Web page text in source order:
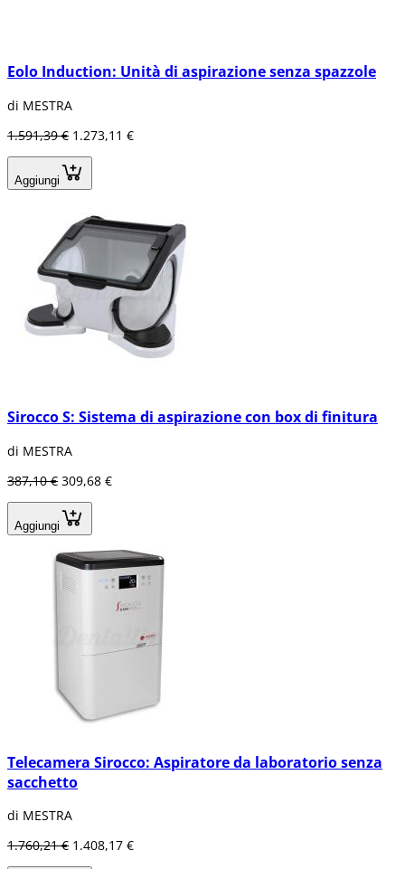
Eolo Induction: Unità di aspirazione senza spazzole
di MESTRA
1.591,39 € 1.273,11 €
Aggiungi
Sirocco S: Sistema di aspirazione con box di finitura
di MESTRA
387,10 € 309,68 €
Aggiungi
Telecamera Sirocco: Aspiratore da laboratorio senza
sacchetto
di MESTRA
1.760,21 € 1.408,17 €